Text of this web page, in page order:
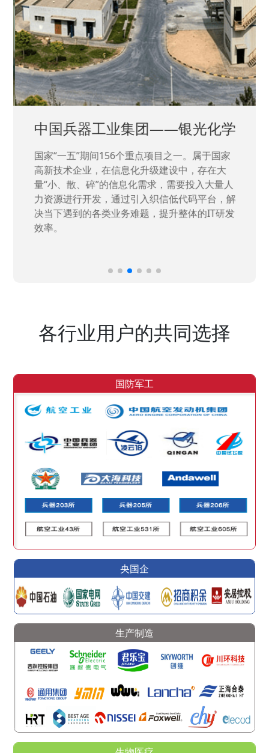
中国兵器工业集团——银光化学
国家“一五”期间156个重点项目之一。属于国家
高新技术企业，在信息化升级建设中，存在大
量“小、散、碎”的信息化需求，需要投入大量人
力资源进行开发，通过引入织信低代码平台，解
决当下遇到的各类业务难题，提升整体的IT研发
效率。
各行业用户的共同选择
国防军工
央国企
生产制造